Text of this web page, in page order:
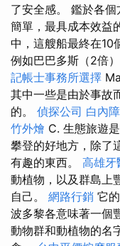
了安全感。 鑑於各
簡單，最具成本效益
中，這艘船最終在10
例如巴巴多斯（2倍
記帳士事務所選擇
其中一些是由於事故
的。 偵探公司 白內障
竹外燴 C. 生態旅遊
攀登的好地方，除了
有趣的東西。 高雄牙
動植物，以及群島上
自己。 網路行銷 它
波多黎各意味著一個
動物群和動植物的名